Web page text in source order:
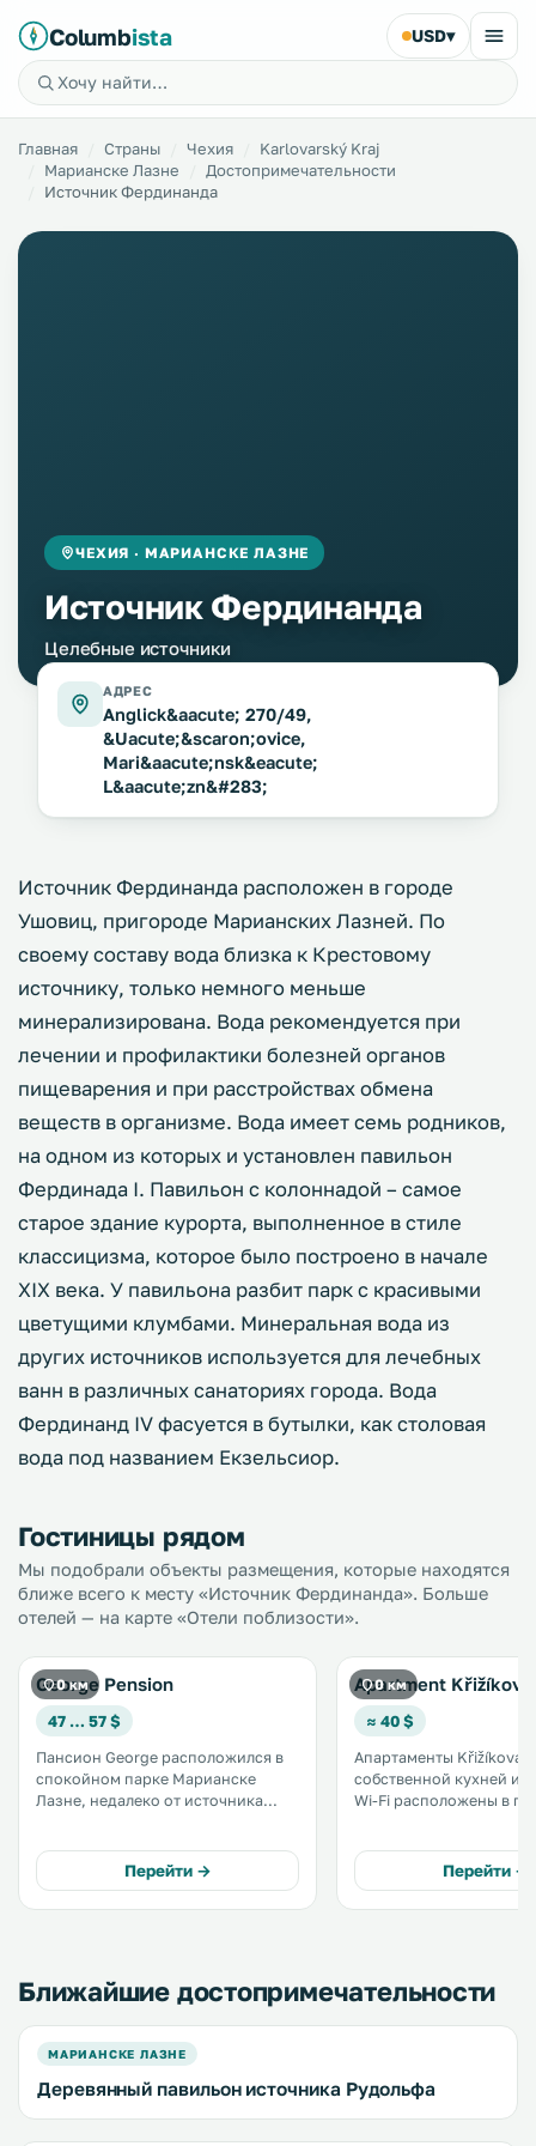
Columbista USD▾
Главная Страны Чехия
Karlovarský Kraj
Марианске Лазне
Достопримечательности
Источник Фердинанда
ЧЕХИЯ · МАРИАНСКЕ ЛАЗНЕ
Источник Фердинанда
Целебные источники
АДРЕС
Anglick&aacute; 270/49,
&Uacute;&scaron;ovice,
Mari&aacute;nsk&eacute;
L&aacute;zn&#283;
Источник Фердинанда расположен в городе
Ушовиц, пригороде Марианских Лазней. По
своему составу вода близка к Крестовому
источнику, только немного меньше
минерализирована. Вода рекомендуется при
лечении и профилактики болезней органов
пищеварения и при расстройствах обмена
веществ в организме. Вода имеет семь родников,
на одном из которых и установлен павильон
Фердинада I. Павильон с колоннадой – самое
старое здание курорта, выполненное в стиле
классицизма, которое было построено в начале
XIX века. У павильона разбит парк с красивыми
цветущими клумбами. Минеральная вода из
других источников используется для лечебных
ванн в различных санаториях города. Вода
Фердинанд IV фасуется в бутылки, как столовая
вода под названием Екзельсиор.
Гостиницы рядом
Мы подобрали объекты размещения, которые находятся
ближе всего к месту «Источник Фердинанда». Больше
отелей — на карте «Отели поблизости».
0 км
George Pension
47 … 57 $
Пансион George расположился в
спокойном парке Марианске
Лазне, недалеко от источника
Перейти →
0 км
Apartment Křižíková
≈ 40 $
Апартаменты Křižíkova с
собственной кухней и
Wi-Fi расположены в
км, а до колоннады
фонтана — 1,8 км. В апартаментах
имеется гостиная зона.
Перейти →
Ближайшие достопримечательности
МАРИАНСКЕ ЛАЗНЕ
Деревянный павильон источника Рудольфа